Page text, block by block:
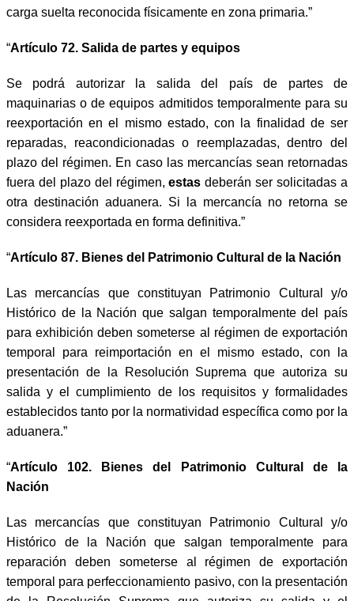
carga suelta reconocida físicamente en zona primaria.”
“Artículo 72. Salida de partes y equipos
Se podrá autorizar la salida del país de partes de
maquinarias o de equipos admitidos temporalmente para su
reexportación en el mismo estado, con la finalidad de ser
reparadas, reacondicionadas o reemplazadas, dentro del
plazo del régimen. En caso las mercancías sean retornadas
fuera del plazo del régimen,estas deberán ser solicitadas a
otra destinación aduanera. Si la mercancía no retorna se
considera reexportada en forma definitiva.”
“Artículo 87. Bienes del Patrimonio Cultural de la Nación
Las mercancías que constituyan Patrimonio Cultural y/o
Histórico de la Nación que salgan temporalmente del país
para exhibición deben someterse al régimen de exportación
temporal para reimportación en el mismo estado, con la
presentación de la Resolución Suprema que autoriza su
salida y el cumplimiento de los requisitos y formalidades
establecidos tanto por la normatividad específica como por la
aduanera.”
“Artículo 102. Bienes del Patrimonio Cultural de la
Nación
Las mercancías que constituyan Patrimonio Cultural y/o
Histórico de la Nación que salgan temporalmente para
reparación deben someterse al régimen de exportación
temporal para perfeccionamiento pasivo, con la presentación